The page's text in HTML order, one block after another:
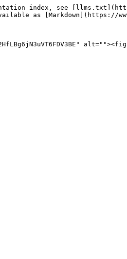
index, see
as [Markdown](https://